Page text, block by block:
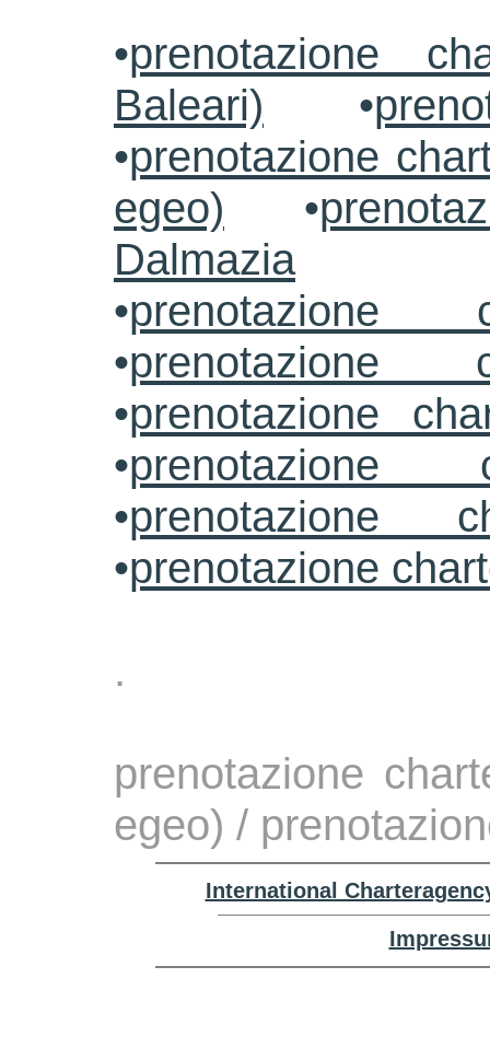
•prenotazione
Baleari) •
•prenotazione
egeo) •
Dalmazia
•prenotazione
•prenotazione
•prenotazione
•prenotazione
•prenotazione
•prenotazione
.
prenotazione
egeo) /
International